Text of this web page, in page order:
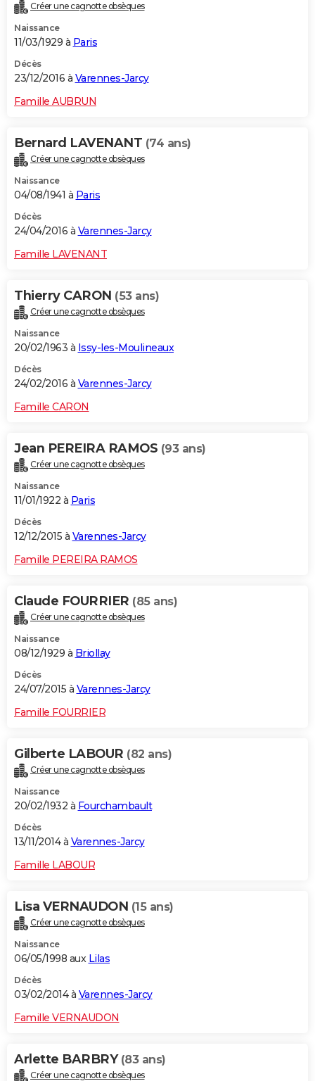
Créer une cagnotte obsèques
Naissance
11/03/1929 à Paris
Décès
23/12/2016 à Varennes-Jarcy
Famille AUBRUN
Bernard LAVENANT (74 ans)
Créer une cagnotte obsèques
Naissance
04/08/1941 à Paris
Décès
24/04/2016 à Varennes-Jarcy
Famille LAVENANT
Thierry CARON (53 ans)
Créer une cagnotte obsèques
Naissance
20/02/1963 à Issy-les-Moulineaux
Décès
24/02/2016 à Varennes-Jarcy
Famille CARON
Jean PEREIRA RAMOS (93 ans)
Créer une cagnotte obsèques
Naissance
11/01/1922 à Paris
Décès
12/12/2015 à Varennes-Jarcy
Famille PEREIRA RAMOS
Claude FOURRIER (85 ans)
Créer une cagnotte obsèques
Naissance
08/12/1929 à Briollay
Décès
24/07/2015 à Varennes-Jarcy
Famille FOURRIER
Gilberte LABOUR (82 ans)
Créer une cagnotte obsèques
Naissance
20/02/1932 à Fourchambault
Décès
13/11/2014 à Varennes-Jarcy
Famille LABOUR
Lisa VERNAUDON (15 ans)
Créer une cagnotte obsèques
Naissance
06/05/1998 aux Lilas
Décès
03/02/2014 à Varennes-Jarcy
Famille VERNAUDON
Arlette BARBRY (83 ans)
Créer une cagnotte obsèques